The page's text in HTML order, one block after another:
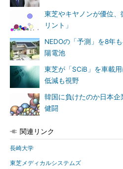
東芝やキヤノンが優位
リント」
NEDOの「予測」を8年
陽電池
東芝が「SCiB」を車載
低減も視野
韓国に負けたのか日本
健闘
関連リンク
長崎大学
東芝メディカルシステムズ